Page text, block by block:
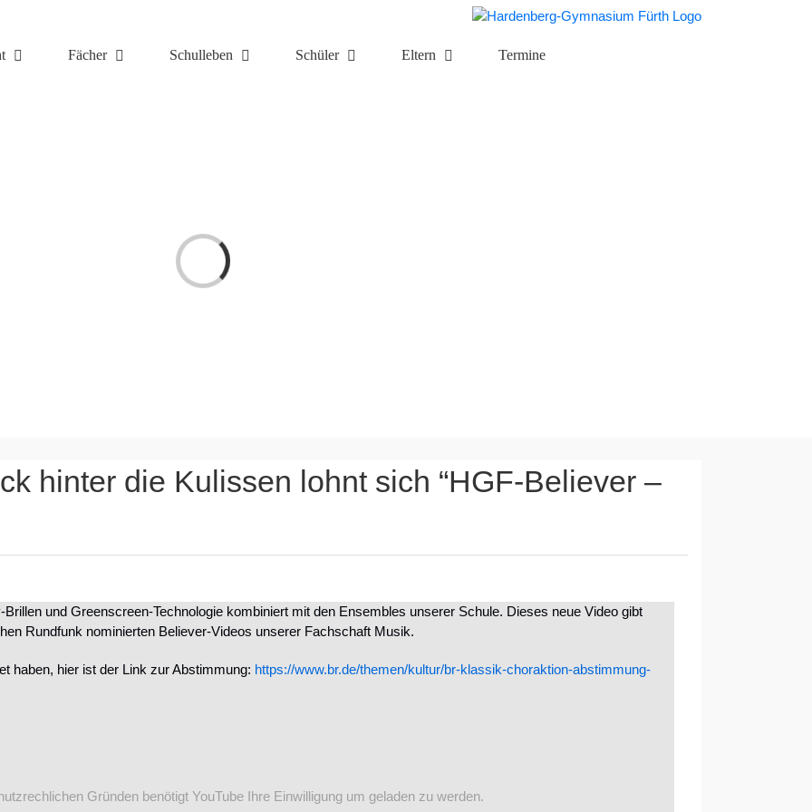
Fächer Schulleben Schüler Eltern Termine
Laden...
hinter die Kulissen lohnt sich “HGF-Believer –
und Greenscreen-Technologie kombiniert mit den Ensembles unserer Schule. Dieses neue Video gibt
Rundfunk nominierten Believer-Videos unserer Fachschaft Musik.
haben, hier ist der Link zur Abstimmung: https://www.br.de/themen/kultur/br-klassik-choraktion-abstimmung-
Gründen benötigt YouTube Ihre Einwilligung um geladen zu werden.